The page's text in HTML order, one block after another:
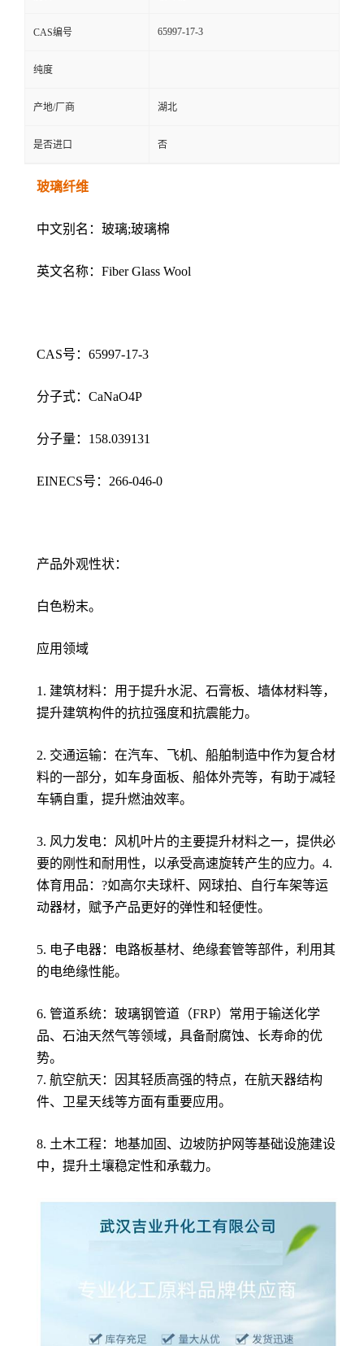
CAS编号 65997-17-3
纯度
产地/厂商 湖北
是否进口 否
玻璃纤维
中文别名：玻璃;玻璃棉
英文名称：Fiber Glass Wool
CAS号：65997-17-3
分子式：CaNaO4P
分子量：158.039131
EINECS号：266-046-0
产品外观性状：
白色粉末。
应用领域
1. 建筑材料：用于提升水泥、石膏板、墙体材料等，
提升建筑构件的抗拉强度和抗震能力。
2. 交通运输：在汽车、飞机、船舶制造中作为复合材
料的一部分，如车身面板、船体外壳等，有助于减轻
车辆自重，提升燃油效率。
3. 风力发电：风机叶片的主要提升材料之一，提供必
要的刚性和耐用性，以承受高速旋转产生的应力。4.
体育用品：?如高尔夫球杆、网球拍、自行车架等运
动器材，赋予产品更好的弹性和轻便性。
5. 电子电器：电路板基材、绝缘套管等部件，利用其
的电绝缘性能。
6. 管道系统：玻璃钢管道（FRP）常用于输送化学
品、石油天然气等领域，具备耐腐蚀、长寿命的优
势。
7. 航空航天：因其轻质高强的特点，在航天器结构
件、卫星天线等方面有重要应用。
8. 土木工程：地基加固、边坡防护网等基础设施建设
中，提升土壤稳定性和承载力。